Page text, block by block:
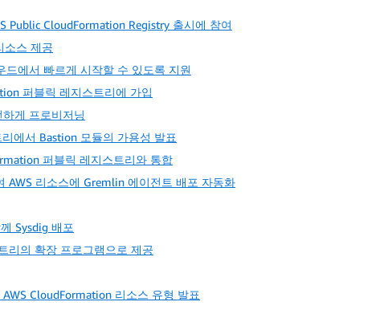
Public CloudFormation Registry 출시에 참여
소스 제공
드에서 빠르게 시작할 수 있도록 지원
퍼블릭 레지스트리에 가입
게 프로비저닝
에서 Bastion 모듈의 가용성 발표
퍼블릭 레지스트리와 통합
AWS 리소스에 Gremlin 에이전트 배포 자동화
Sysdig 배포
리의 확장 프로그램으로 제공
CloudFormation 리소스 유형 발표